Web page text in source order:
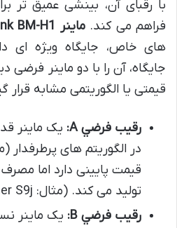
با رقبای آن، بینشی عمیق تر
فراهم می کند.ماینر iBelink BM-H1
های خاص، جایگاه ویژه ای
جایگاه، آن را با دو ماینر
قیمتی یا الگوریتمی مشابه قرار
رقيب فرضي A:
یک ماینر
قیمت پایینی دارد اما مصرف
تولید می کند. (مثال: Bitmain Antminer S9j)
رقيب فرضي B:
یک ماینر